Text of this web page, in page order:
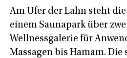
Am Ufer der Lahn steht die
einem Saunapark über
Wellnessgalerie für
Massagen bis Hamam. Die